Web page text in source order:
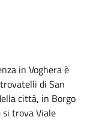
in Voghera è
di San
città, in Borgo
trova Viale